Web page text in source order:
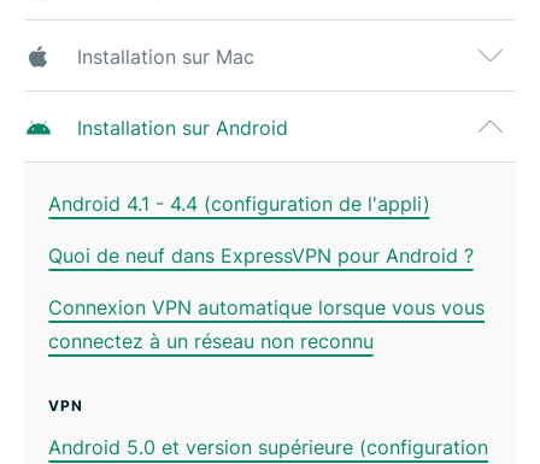
Installation sur Mac
Installation sur Android
Android 4.1 - 4.4 (configuration de l'appli)
Quoi de neuf dans ExpressVPN pour Android ?
Connexion VPN automatique lorsque vous vous
connectez à un réseau non reconnu
VPN
Android 5.0 et version supérieure (configuration